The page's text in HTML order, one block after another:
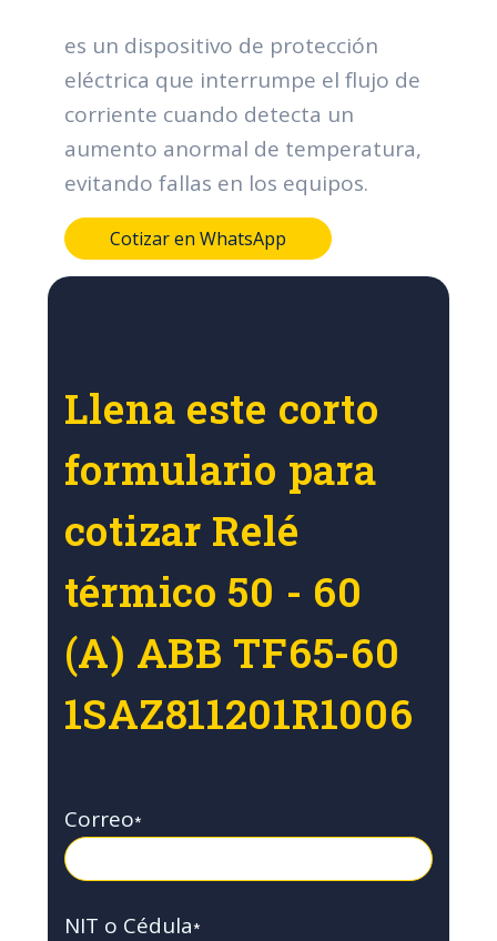
es un dispositivo de protección
eléctrica que interrumpe el flujo de
corriente cuando detecta un
aumento anormal de temperatura,
evitando fallas en los equipos.
Cotizar en WhatsApp
Llena este corto
formulario para
cotizar Relé
térmico 50 - 60
(A) ABB TF65-60
1SAZ811201R1006
Correo*
NIT o Cédula*